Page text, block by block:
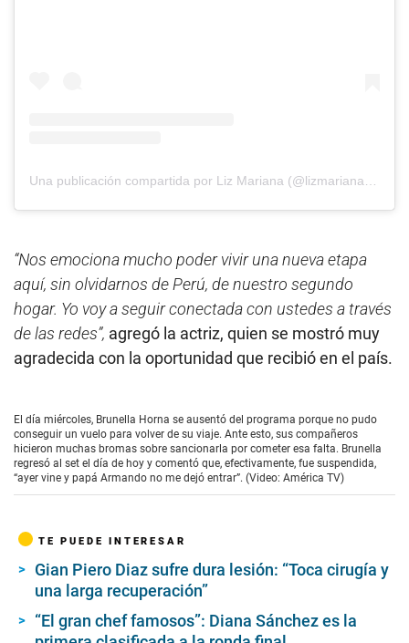
“Nos emociona mucho poder vivir una nueva etapa
aquí, sin olvidarnos de Perú, de nuestro segundo
hogar. Yo voy a seguir conectada con ustedes a través
de las redes”, agregó la actriz, quien se mostró muy
agradecida con la oportunidad que recibió en el país.
El día miércoles, Brunella Horna se ausentó del programa porque no pudo
conseguir un vuelo para volver de su viaje. Ante esto, sus compañeros
hicieron muchas bromas sobre sancionarla por cometer esa falta. Brunella
regresó al set el día de hoy y comentó que, efectivamente, fue suspendida,
“ayer vine y papá Armando no me dejó entrar”. (Video: América TV)
TE PUEDE INTERESAR
Gian Piero Diaz sufre dura lesión: “Toca cirugía y
una larga recuperación”
“El gran chef famosos”: Diana Sánchez es la